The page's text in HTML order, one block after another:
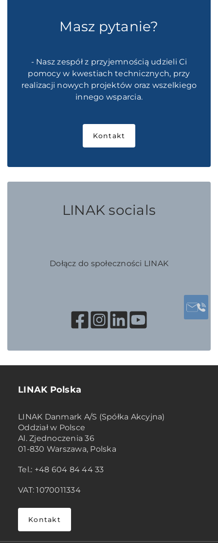
Masz pytanie?
- Nasz zespół z przyjemnością udzieli Ci
pomocy w kwestiach technicznych, przy
realizacji nowych projektów oraz wszelkiego
innego wsparcia.
Kontakt
LINAK socials
Dołącz do społeczności LINAK
LINAK Polska
LINAK Danmark A/S (Spółka Akcyjna)
Oddział w Polsce
Al. Zjednoczenia 36
01-830 Warszawa, Polska
Tel.: +48 604 84 44 33
VAT: 1070011334
Kontakt